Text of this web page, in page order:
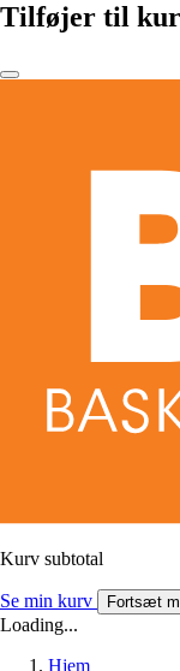
Tilføjer til
Kurv subtotal
Se min kurv Fortsæt
Loading...
Hjem